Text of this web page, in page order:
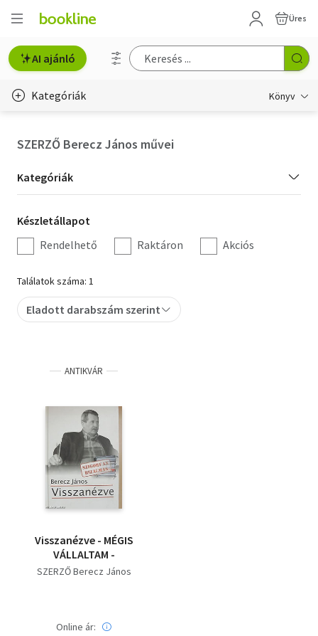
Üres
AI ajánló
Kategóriák Könyv
Hobbi, szabadidő
Irodalom
Művészet
Szakkönyv
Tankönyv, segédkönyv
Társadalomtudomány
Természettudomány
Történelem
SZERZŐ Berecz János művei
Kategória
szűrés
Kategóriák
Készletállapot
szűrés
Készletállapot
Rendelhető
Raktáron Akciós
Találatok száma: 1
Eladott darabszám szerint
ANTIKVÁR
Visszanézve - MÉGIS
VÁLLALTAM -
SZERZŐ Berecz János
Online ár: